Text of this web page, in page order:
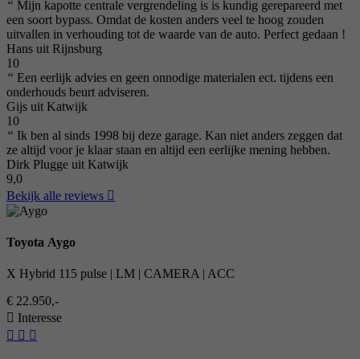
“ Mijn kapotte centrale vergrendeling is is kundig gerepareerd met
een soort bypass. Omdat de kosten anders veel te hoog zouden
uitvallen in verhouding tot de waarde van de auto. Perfect gedaan !
Hans uit Rijnsburg
10
“ Een eerlijk advies en geen onnodige materialen ect. tijdens een
onderhouds beurt adviseren.
Gijs uit Katwijk
10
“ Ik ben al sinds 1998 bij deze garage. Kan niet anders zeggen dat
ze altijd voor je klaar staan en altijd een eerlijke mening hebben.
Dirk Plugge uit Katwijk
9,0
Bekijk alle reviews
Toyota Aygo
X Hybrid 115 pulse | LM | CAMERA | ACC
€ 22.950,-
Interesse